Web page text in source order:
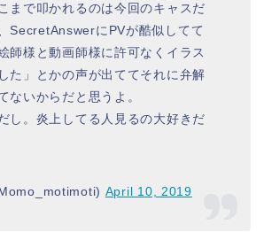
まで叩かれるのは今回のキャスだ
SecretAnswerにPVが酷似してて
師様と動画師様に許可なくイラス
た」とかの声が出ててそれに弁解
ないからだと思うよ。
し。炎上してる人見るの大好きだ
April 10, 2019